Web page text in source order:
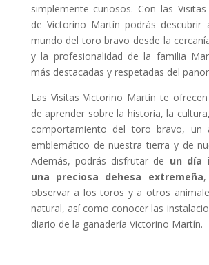
simplemente curiosos. Con las Visitas
de Victorino Martín podrás descubrir
mundo del toro bravo desde la
y la profesionalidad de la familia
más destacadas y respetadas del
Las Visitas Victorino Martín te
de aprender sobre la historia, la
comportamiento del toro bravo, un
emblemático de nuestra tierra y de
Además, podrás disfrutar de un día
una preciosa dehesa extremeña
observar a los toros y a otros
natural, así como conocer las
diario de la ganadería Victorino Martín.